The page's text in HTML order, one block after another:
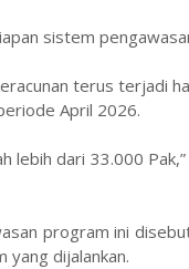
sistem
terus terjadi
April 2026.
dari 33.000
program ini
yang dijalankan.